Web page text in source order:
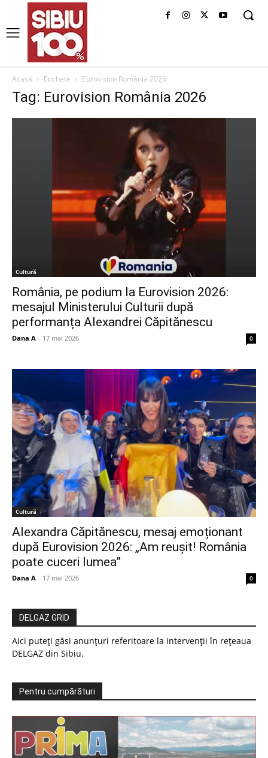
Acasă Etichete Eurovision România 2026
Tag: Eurovision România 2026
Cultură
România, pe podium la Eurovision 2026:
mesajul Ministerului Culturii după
performanța Alexandrei Căpitănescu
Dana A - 17 mai 2026 0
Cultură
Alexandra Căpitănescu, mesaj emoționant
după Eurovision 2026: „Am reușit! România
poate cuceri lumea”
Dana A - 17 mai 2026 0
DELGAZ GRID
Aici puteți găsi anunțuri referitoare la intervenții în rețeaua
DELGAZ din Sibiu.
Pentru cumpărături